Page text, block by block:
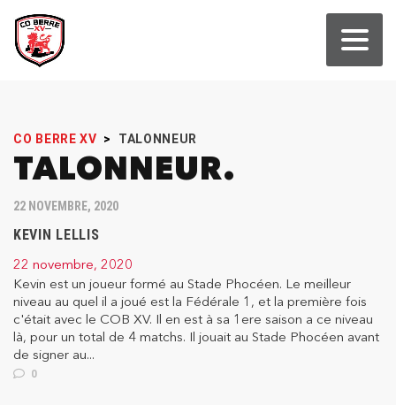
CO BERRE XV > TALONNEUR
TALONNEUR
22 NOVEMBRE, 2020
KEVIN LELLIS
22 novembre, 2020
Kevin est un joueur formé au Stade Phocéen. Le meilleur
niveau au quel il a joué est la Fédérale 1, et la première fois
c'était avec le COB XV. Il en est à sa 1ere saison a ce niveau
là, pour un total de 4 matchs. Il jouait au Stade Phocéen avant
de signer au...
0